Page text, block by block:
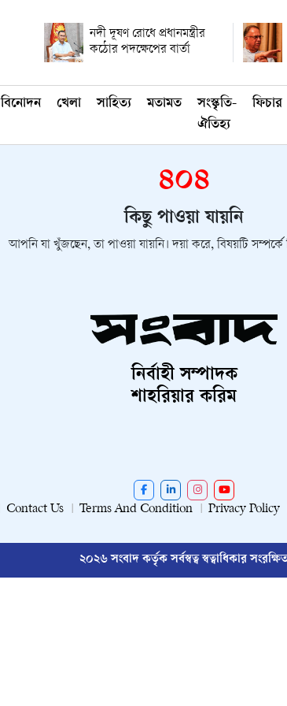
নদী দূষণ রোধে প্রধানমন্ত্রীর
কঠোর পদক্ষেপের বার্তা
বিনোদন খেলা সাহিত্য মতামত
সংস্কৃতি-
ঐতিহ্য
ফিচার
৪০৪
কিছু পাওয়া যায়নি
আপনি যা খুঁজছেন, তা পাওয়া যায়নি। দয়া করে, বিষয়টি সম্পর্কে
নির্বাহী সম্পাদক
শাহরিয়ার করিম
Contact Us Terms And Condition Privacy Policy
২০২৬ সংবাদ কর্তৃক সর্বস্বত্ব স্বত্বাধিকার